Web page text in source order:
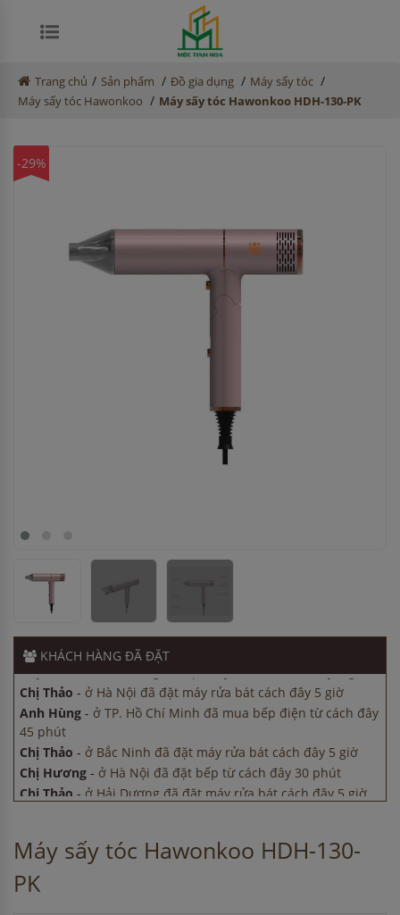
Trang chủ / Sản phẩm / Đồ gia dụng / Máy sấy tóc /
Máy sấy tóc Hawonkoo / Máy sấy tóc Hawonkoo HDH-130-PK
-29%
KHÁCH HÀNG ĐÃ ĐẶT
Chị Thảo
-ở TP. Hồ Chí Minh đã mua bếp điện từ cách đây
45 phút
Chị Thảo
Chị Hương -ở Hà Nội đã đặt bếp từ cách đây 30 phút
Chị Thảo-ở Hải Dương đã đặt máy rửa bát cách đây 5 giờ
Chị Thảo- ở Hà Nội đã đặt máy rửa bát cách đây 5 giờ
Anh Hùng
ở TP. Hồ Chí Minh đã mua bếp điện từ cách đây
45 phút
Chị Thảo- ở Bắc Ninh đã đặt máy rửa bát cách đây 5 giờ
Chị Hương
Chị Thảo
ở Hải Dương đã đặt máy rửa bát cách đây 5 giờ
Chị Thảo-ở Hà Nội đã đặt máy rửa bát cách đây 5 giờ
Máy sấy tóc Hawonkoo HDH-130-
PK